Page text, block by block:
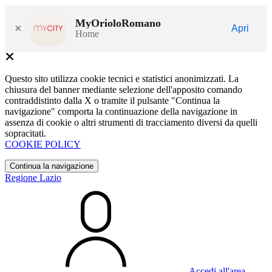
× MyOrioloRomano
Home
Apri
Questo sito utilizza cookie tecnici e statistici anonimizzati. La
chiusura del banner mediante selezione dell'apposito comando
contraddistinto dalla X o tramite il pulsante "Continua la
navigazione" comporta la continuazione della navigazione in
assenza di cookie o altri strumenti di tracciamento diversi da quelli
sopracitati.
COOKIE POLICY
Continua la navigazione
Regione Lazio